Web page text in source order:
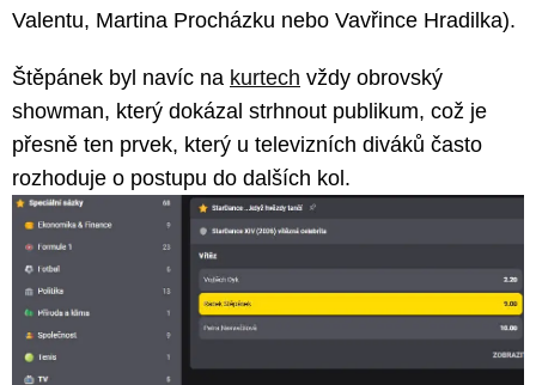
Valentu, Martina Procházku nebo Vavřince Hradilka).
Štěpánek byl navíc na kurtech vždy obrovský
showman, který dokázal strhnout publikum, což je
přesně ten prvek, který u televizních diváků často
rozhoduje o postupu do dalších kol.